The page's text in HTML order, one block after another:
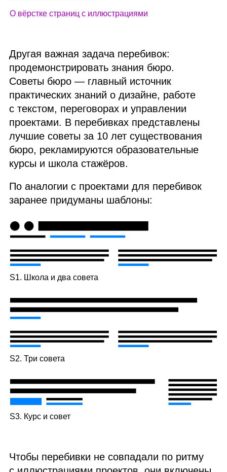
О вёрстке страниц с иллюстрациями
Другая важная задача перебивок:
продемонстрировать знания бюро.
Советы бюро — главный источник
практических знаний о дизайне, работе
с текстом, переговорах и управлении
проектами. В перебивках представлены
лучшие советы за 10 лет существования
бюро, рекламируются образовательные
курсы и школа стажёров.
По аналогии с проектами для перебивок
заранее придуманы шаблоны:
S1. Школа и два совета
S2. Три совета
S3. Курс и совет
Чтобы перебивки не совпадали по ритму